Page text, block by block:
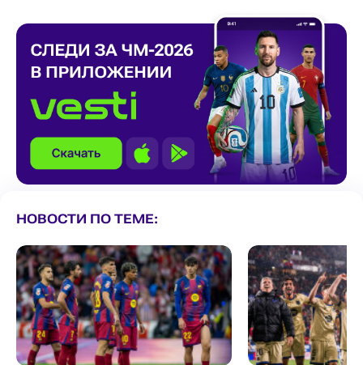
НОВОСТИ ПО ТЕМЕ: